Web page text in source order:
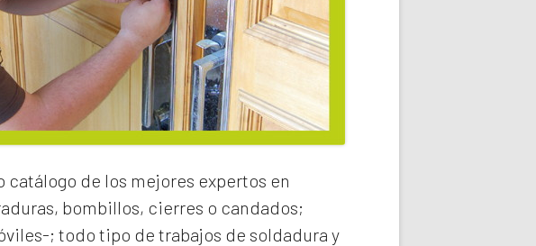
catálogo de los mejores expertos en
, bombillos, cierres o candados;
; todo tipo de trabajos de soldadura y